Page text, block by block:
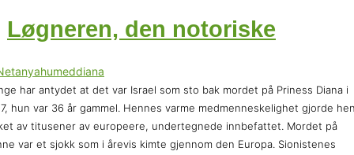
Løgneren, den notoriske
har antydet at det var Israel som sto bak mordet på Priness Diana i
hun var 36 år gammel. Hennes varme medmenneskelighet gjorde
av titusener av europeere, undertegnede innbefattet. Mordet på
var et sjokk som i årevis kimte gjennom den Europa. Sionistenes